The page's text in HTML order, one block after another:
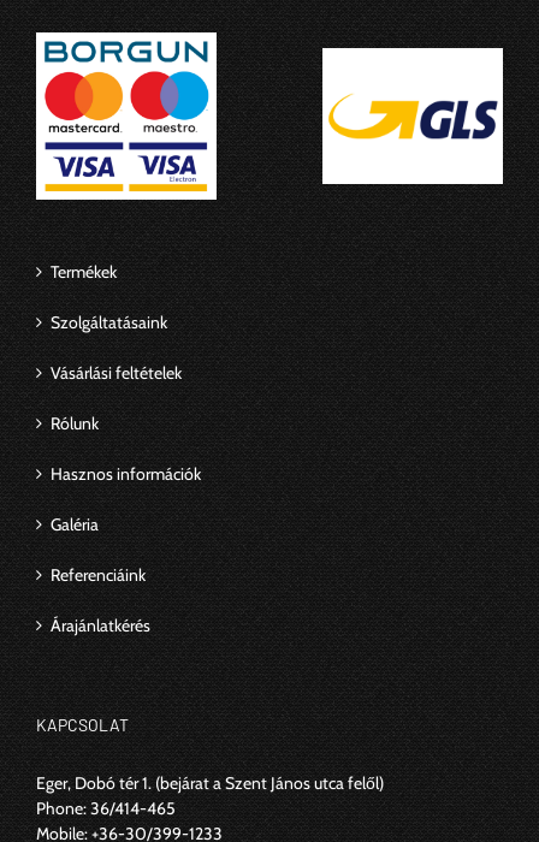
Termékek
Szolgáltatásaink
Vásárlási feltételek
Rólunk
Hasznos információk
Galéria
Referenciáink
Árajánlatkérés
KAPCSOLAT
Eger, Dobó tér 1.(bejárat a Szent János utca felől)
Phone:36/414-465
Mobile:+36-30/399-1233